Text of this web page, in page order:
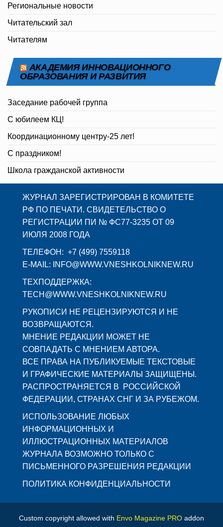
Региональные новости
Читательский зал
Читателям
АКАДЕМИЯ ИННОВАЦИОННОГО
ОБРАЗОВАНИЯ И РАЗВИТИЯ
Заседание рабочей группа
С юбилеем КЦ!
Координационному центру-25 лет!
С праздником!
Школа гражданской активности
ЖУРНАЛ ЗАРЕГИСТРИРОВАН В КОМИТЕТЕ
РФ ПО ПЕЧАТИ. СВИДЕТЕЛЬСТВО О
РЕГИСТРАЦИИ ПИ № ФС77-3235 ОТ 09
ИЮЛЯ 2008 ГОДА
ТЕЛЕФОН: +7 (499) 7559118
E-MAIL: INFO@WWW.VNESHKOLNIKNEW.RU
ТЕХПОДДЕРЖКА:
TECH@WWW.VNESHKOLNIKNEW.RU
РУКОПИСИ НЕ РЕЦЕНЗИРУЮТСЯ И НЕ
ВОЗВРАЩАЮТСЯ.
МНЕНИЕ РЕДАКЦИИ МОЖЕТ НЕ
СОВПАДАТЬ С МНЕНИЕМ АВТОРА.
ВСЕ ПРАВА НА ПУБЛИКУЕМЫЕ ТЕКСТОВЫЕ
И ГРАФИЧЕСКИЕ МАТЕРИАЛЫ ЗАЩИЩЕНЫ.
РАСПРОСТРАНЯЕТСЯ В РОССИЙСКОЙ
ФЕДЕРАЦИИ, СТРАНАХ СНГ И ЗА РУБЕЖОМ.
ИСПОЛЬЗОВАНИЕ ЛЮБЫХ
ИНФОРМАЦИОННЫХ И
ИЛЛЮСТРАЦИОННЫХ МАТЕРИАЛОВ
ЖУРНАЛА ВОЗМОЖНО ТОЛЬКО С
ПИСЬМЕННОГО РАЗРЕШЕНИЯ РЕДАКЦИИ
ПОЛИТИКА КОНФИДЕНЦИАЛЬНОСТИ
Custom copyright allowed with Envo Magazine PRO addon